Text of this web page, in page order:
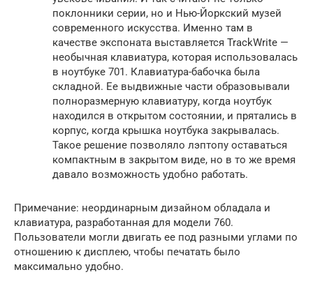
поклонники серии, но и Нью-Йоркский музей
современного искусства. Именно там в
качестве экспоната выставляется TrackWrite —
необычная клавиатура, которая использовалась
в ноутбуке 701. Клавиатура-бабочка была
складной. Ее выдвижные части образовывали
полноразмерную клавиатуру, когда ноутбук
находился в открытом состоянии, и прятались в
корпус, когда крышка ноутбука закрывалась.
Такое решение позволяло лэптопу оставаться
компактным в закрытом виде, но в то же время
давало возможность удобно работать.
Примечание: неординарным дизайном обладала и
клавиатура, разработанная для модели 760.
Пользователи могли двигать ее под разными углами по
отношению к дисплею, чтобы печатать было
максимально удобно.